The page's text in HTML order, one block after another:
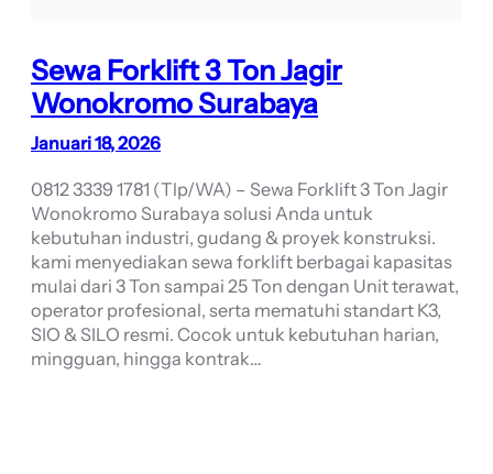
Sewa Forklift 3 Ton Jagir
Wonokromo Surabaya
Januari 18, 2026
0812 3339 1781 (Tlp/WA) – Sewa Forklift 3 Ton Jagir
Wonokromo Surabaya solusi Anda untuk
kebutuhan industri, gudang & proyek konstruksi.
kami menyediakan sewa forklift berbagai kapasitas
mulai dari 3 Ton sampai 25 Ton dengan Unit terawat,
operator profesional, serta mematuhi standart K3,
SIO & SILO resmi. Cocok untuk kebutuhan harian,
mingguan, hingga kontrak…